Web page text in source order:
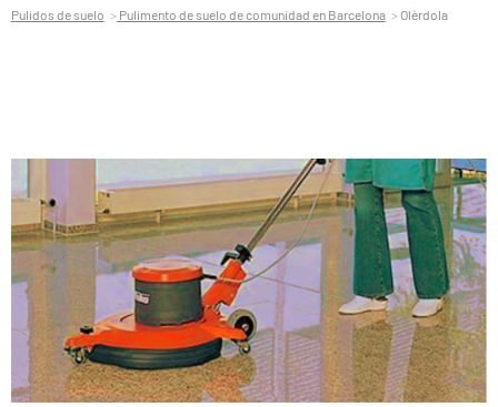
Pulidos de suelo Pulimento de suelo de comunidad en Barcelona Olèrdola